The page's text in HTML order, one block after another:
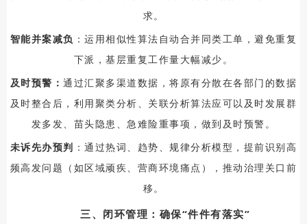
求。
智能并案减负 ：运用相似性算法自动合并同类工单，避免重复
下派，基层重复工作量大幅减少。
及时预警：通过汇聚多渠道数据，将原有分散在各部门的数据
及时整合后，利用聚类分析、关联分析算法应可以及时发展群
发多发、苗头隐患、急难险重事项，做到及时预警。
未诉先办预判 ：通过热词、趋势、规律分析模型，提前识别高
频高发问题（如区域顽疾、营商环境痛点），推动治理关口前
移。
三、闭环管理：确保“件件有落实”